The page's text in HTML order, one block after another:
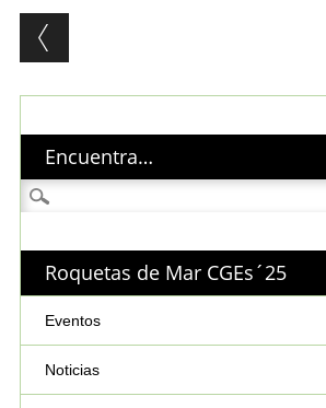
Post navigation
Encuentra…
Buscar:
Roquetas de Mar CGEs´25
Eventos
Noticias